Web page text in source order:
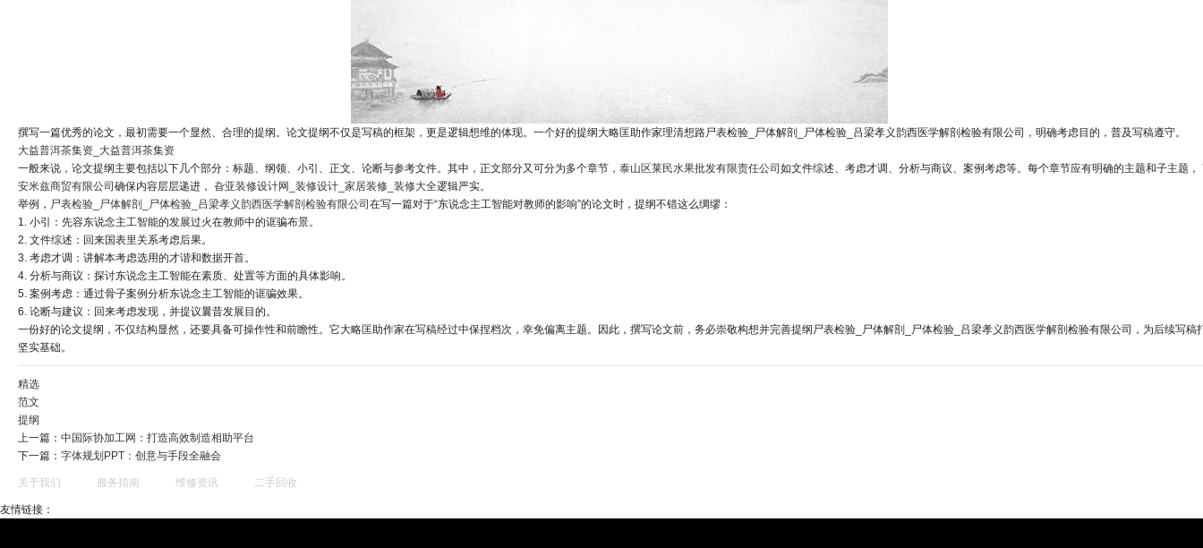
撰写一篇优秀的论文，最初需要一个显然、合理的提纲。论文提纲不仅是写稿的框架，更是逻辑想维的体现。一个好的提纲大略匡助作家理清想路尸表检验_尸体解剖_尸体检验_吕梁孝义韵西医学解剖检验有限公司，明确考虑目的，普及写稿遵守。
大益普洱茶集资_大益普洱茶集资
一般来说，论文提纲主要包括以下几个部分：标题、纲领、小引、正文、论断与参考文件。其中，正文部分又可分为多个章节， 泰山区莱民水果批发有限责任公司 如文件综述、考虑才调、分析与商议、案例考虑等。每个章节应有明确的主题和子主题，
安米兹商贸有限公司 确保内容层层递进， 旮亚装修设计网_装修设计_家居装修_装修大全逻辑严实。
举例， 尸表检验_尸体解剖_尸体检验_吕梁孝义韵西医学解剖检验有限公司 在写一篇对于“东说念主工智能对教师的影响”的论文时，提纲不错这么绸缪：
1. 小引：先容东说念主工智能的发展过火在教师中的诓骗布景。
2. 文件综述：回来国表里关系考虑后果。
3. 考虑才调：讲解本考虑选用的才谐和数据开首。
4. 分析与商议：探讨东说念主工智能在素质、处置等方面的具体影响。
5. 案例考虑：通过骨子案例分析东说念主工智能的诓骗效果。
6. 论断与建议：回来考虑发现，并提议曩昔发展目的。
一份好的论文提纲，不仅结构显然，还要具备可操作性和前瞻性。它大略匡助作家在写稿经过中保捏档次，幸免偏离主题。因此，撰写论文前，务必崇敬构想并完善提纲尸表检验_尸体解剖_尸体检验_吕梁孝义韵西医学解剖检验有限公司，为后续写稿
坚实基础。
精选
范文
提纲
上一篇： 中国际协加工网：打造高效制造相助平台
下一篇： 字体规划PPT：创意与手段全融会
关于我们 服务指南 维修资讯 二手回收
友情链接：